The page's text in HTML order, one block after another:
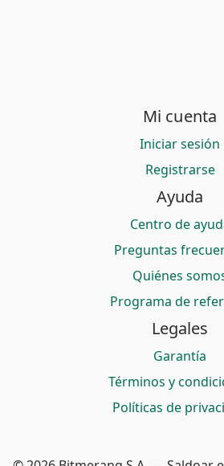
Mi cuenta
Iniciar sesión
Registrarse
Ayuda
Centro de
Preguntas
Quiénes
Programa de
Legales
Garantía
Términos y
Políticas de